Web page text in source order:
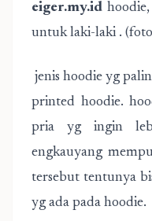
eiger.my.id
untuk laki-laki .
jenis hoodie yg
printed hoodie.
pria yg ingin
engkauyang
tersebut tentunya
yg ada pada hoodie.